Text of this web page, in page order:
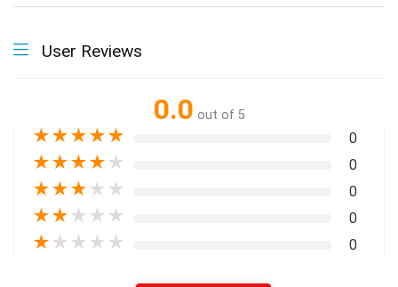
User Reviews
0.0 out of 5
★★★★★ 0
★★★★ ★ 0
★★★ ★ ★ 0
★★ ★ ★ ★ 0
★ ★ ★ ★ ★ 0